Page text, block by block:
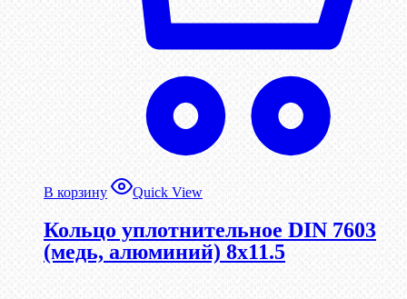
В корзину Quick View
Кольцо уплотнительное DIN 7603
(медь, алюминий) 8х11.5